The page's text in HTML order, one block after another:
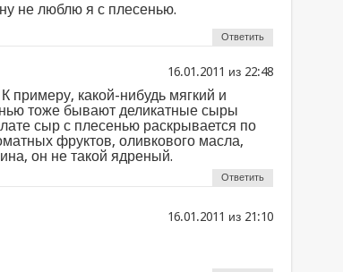
не люблю я с плесенью.
Ответить
из
примеру, какой-нибудь мягкий и
тоже бывают деликатные сыры
сыр с плесенью раскрывается по
фруктов, оливкового масла,
он не такой ядреный.
Ответить
из